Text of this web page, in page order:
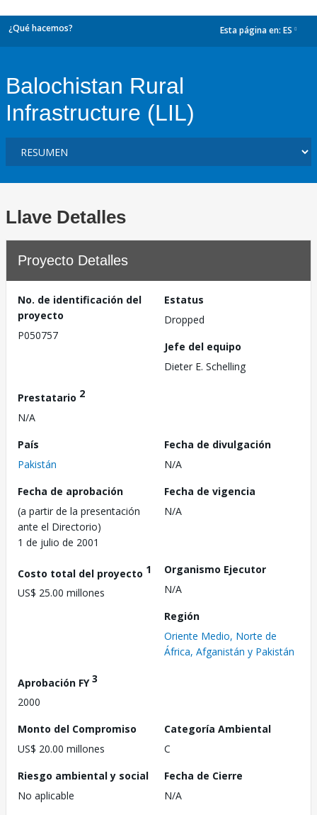
¿Qué hacemos? Esta página en: ES
Balochistan Rural
Infrastructure (LIL)
Llave Detalles
Proyecto Detalles
No. de identificación del
proyecto
P050757
Estatus
Dropped
Jefe del equipo
Dieter E. Schelling
Prestatario 2
N/A
País
Pakistán
Fecha de divulgación
N/A
Fecha de aprobación
(a partir de la presentación
ante el Directorio)
1 de julio de 2001
Fecha de vigencia
N/A
Costo total del proyecto 1
US$ 25.00 millones
Organismo Ejecutor
N/A
Región
Oriente Medio, Norte de
África, Afganistán y Pakistán
Aprobación FY3
2000
Monto del Compromiso
US$ 20.00 millones
Categoría Ambiental
C
Riesgo ambiental y social
No aplicable
Fecha de Cierre
N/A